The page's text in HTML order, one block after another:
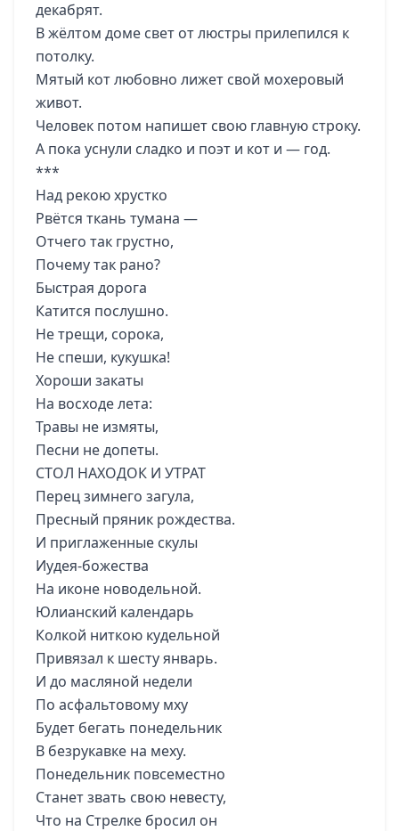
декабрят.
В жёлтом доме свет от люстры прилепился к
потолку.
Мятый кот любовно лижет свой мохеровый
живот.
Человек потом напишет свою главную строку.
А пока уснули сладко и поэт и кот и — год.
***
Над рекою хрустко
Рвётся ткань тумана —
Отчего так грустно,
Почему так рано?
Быстрая дорога
Катится послушно.
Не трещи, сорока,
Не спеши, кукушка!
Хороши закаты
На восходе лета:
Травы не измяты,
Песни не допеты.
СТОЛ НАХОДОК И УТРАТ
Перец зимнего загула,
Пресный пряник рождества.
И приглаженные скулы
Иудея-божества
На иконе новодельной.
Юлианский календарь
Колкой ниткою кудельной
Привязал к шесту январь.
И до масляной недели
По асфальтовому мху
Будет бегать понедельник
В безрукавке на меху.
Понедельник повсеместно
Станет звать свою невесту,
Что на Стрелке бросил он